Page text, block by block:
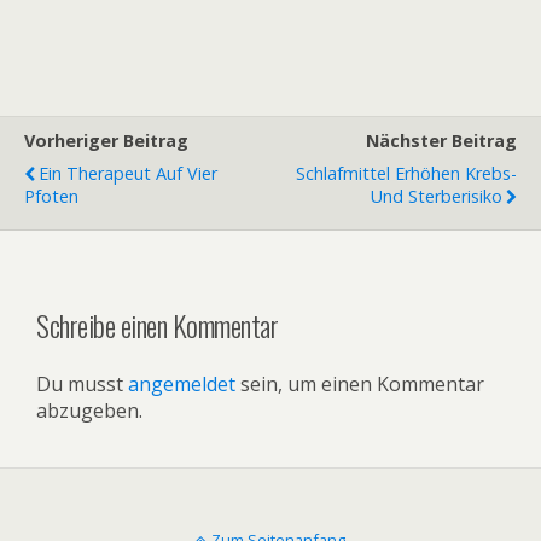
Vorheriger Beitrag
Ein Therapeut Auf Vier
Pfoten
Nächster Beitrag
Schlafmittel Erhöhen Krebs-
Und Sterberisiko
Schreibe einen Kommentar
Du musstangemeldetsein, um einen Kommentar
abzugeben.